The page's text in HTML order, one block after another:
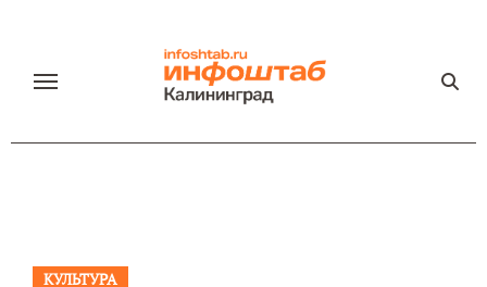
содержанию
КУЛЬТУРА